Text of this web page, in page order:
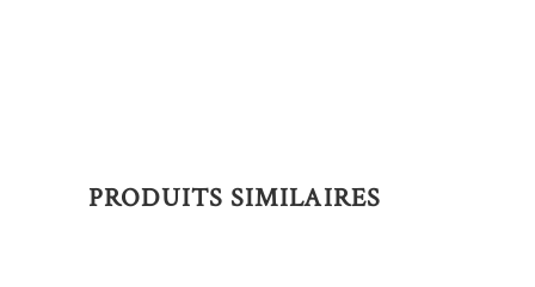
PRODUITS SIMILAIRES